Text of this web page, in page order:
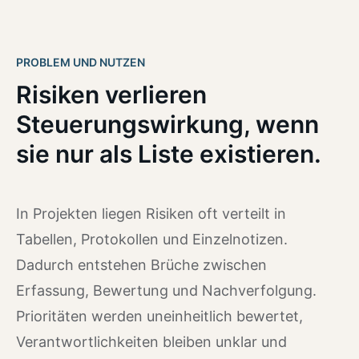
PROBLEM UND NUTZEN
Risiken verlieren
Steuerungswirkung, wenn
sie nur als Liste existieren.
In Projekten liegen Risiken oft verteilt in
Tabellen, Protokollen und Einzelnotizen.
Dadurch entstehen Brüche zwischen
Erfassung, Bewertung und Nachverfolgung.
Prioritäten werden uneinheitlich bewertet,
Verantwortlichkeiten bleiben unklar und